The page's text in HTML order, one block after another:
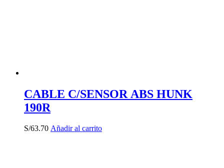
CABLE C/SENSOR ABS HUNK
190R
S/63.70 Añadir al carrito